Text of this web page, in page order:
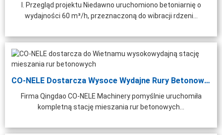
I. Przegląd projektu Niedawno uruchomiono betoniarnię o
wydajności 60 m³/h, przeznaczoną do wibracji rdzeni...
CO-NELE Dostarcza Wysoce Wydajne Rury Betonowe ...
Firma Qingdao CO-NELE Machinery pomyślnie uruchomiła
kompletną stację mieszania rur betonowych...